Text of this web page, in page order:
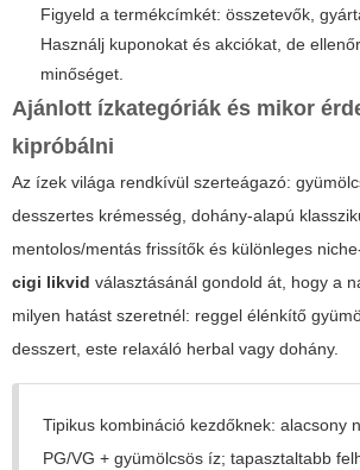
Figyeld a termékcímkét: összetevők,
Használj kuponokat és akciókat, de
minőséget.
Ajánlott ízkategóriák és mikor
kipróbálni
Az ízek világa rendkívül szerteágazó:
desszertes krémesség, dohány-alapú
mentolos/mentás frissítők és különleges
cigi likvid választásánál gondold át, hogy a
milyen hatást szeretnél: reggel élénkítő
desszert, este relaxáló herbal vagy dohány.
Tipikus kombináció kezdőknek: alacsony
PG/VG + gyümölcsös íz; tapasztaltabb